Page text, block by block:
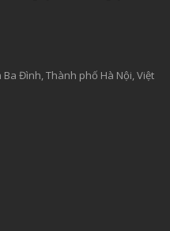
Ba Đình, Thành phố Hà Nội, Việt